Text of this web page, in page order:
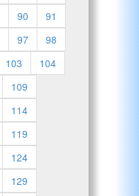
90
91
97
98
103
104
109
114
119
124
129